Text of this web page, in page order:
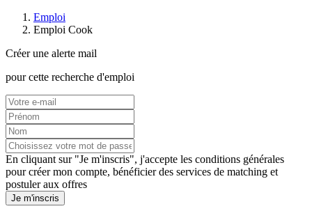
Emploi
Emploi Cook
Créer une alerte mail
pour cette recherche d'emploi
En cliquant sur "Je m'inscris", j'accepte les conditions générales
pour créer mon compte, bénéficier des services de matching et
postuler aux offres
Je m'inscris